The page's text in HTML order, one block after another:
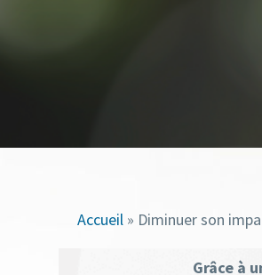
Accueil » Diminuer son
Grâce à